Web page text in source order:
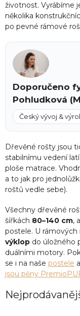
životnost. Vyrábíme
několika
po pevné rámové
Doporučeno
Pohludková
Český vývoj &
Dřevěné rošty jsou
stabilnímu vedení
ploše matrace.
a to jak pro
roštů vedle sebe).
Všechny dřevěné
šířkách 80–140 cm,
postele. U
výklop do úložného
duálními motory.
se i na naše postele
jsou pěny